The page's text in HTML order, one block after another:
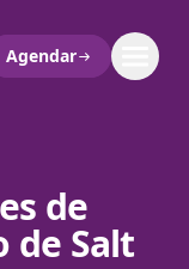
Agendar
de
de Salt